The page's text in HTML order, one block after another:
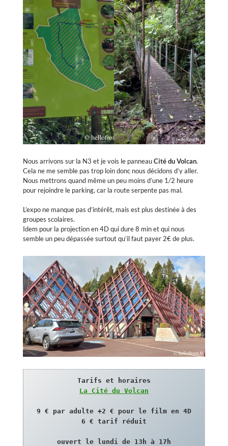
Nous arrivons sur la N3 et je vois le panneauCité du Volcan.
Cela ne me semble pas trop loin donc nous décidons d’y aller.
Nous mettrons quand même un peu moins d’une 1/2 heure
pour rejoindre le parking, car la route serpente pas mal.
L’expo ne manque pas d’intérêt, mais est plus destinée à des
groupes scolaires.
Idem pour la projection en 4D qui dure 8 min et qui nous
semble un peu dépassée surtout qu’il faut payer 2€ de plus.
La Cité du Volcan
9 € par adulte +2 € pour le film en 4D
6 € tarif réduit
ouvert le lundi de 13h à 17h